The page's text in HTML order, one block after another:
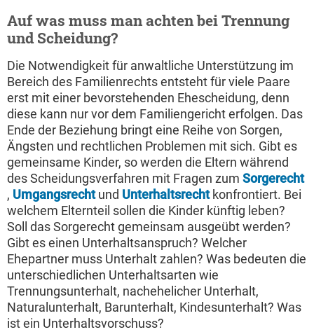
Auf was muss man achten bei Trennung
und Scheidung?
Die Notwendigkeit für anwaltliche Unterstützung im
Bereich des Familienrechts entsteht für viele Paare
erst mit einer bevorstehenden Ehescheidung, denn
diese kann nur vor dem Familiengericht erfolgen. Das
Ende der Beziehung bringt eine Reihe von Sorgen,
Ängsten und rechtlichen Problemen mit sich. Gibt es
gemeinsame Kinder, so werden die Eltern während
des Scheidungsverfahren mit Fragen zum Sorgerecht
, Umgangsrechtund Unterhaltsrechtkonfrontiert. Bei
welchem Elternteil sollen die Kinder künftig leben?
Soll das Sorgerecht gemeinsam ausgeübt werden?
Gibt es einen Unterhaltsanspruch? Welcher
Ehepartner muss Unterhalt zahlen? Was bedeuten die
unterschiedlichen Unterhaltsarten wie
Trennungsunterhalt, nachehelicher Unterhalt,
Naturalunterhalt, Barunterhalt, Kindesunterhalt? Was
ist ein Unterhaltsvorschuss?